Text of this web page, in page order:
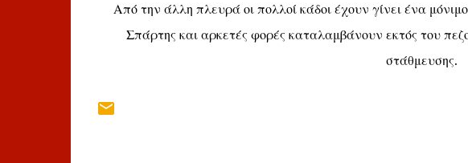
Από την άλλη πλευρά οι πολλοί κάδοι έχουν γίνει ένα
Σπάρτης και αρκετές φορές καταλαμβάνουν εκτός του
στάθμευσης.